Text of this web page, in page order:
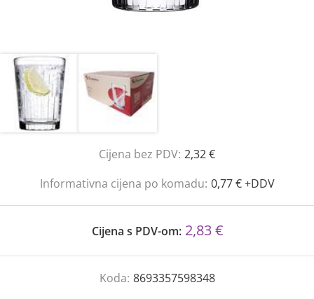
Cijena bez PDV: 2,32 €
Informativna cijena po komadu: 0,77 € +DDV
Cijena s PDV-om: 2,83 €
Koda: 8693357598348